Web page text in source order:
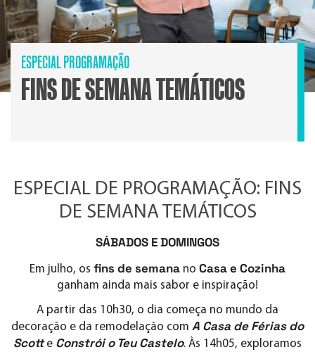
ESPECIAL PROGRAMAÇÃO
FINS DE SEMANA TEMÁTICOS
ESPECIAL DE PROGRAMAÇÃO: FINS
DE SEMANA TEMÁTICOS
SÁBADOS E DOMINGOS
Em julho, os fins de semana no Casa e Cozinha
ganham ainda mais sabor e inspiração!
A partir das 10h30, o dia começa no mundo da
decoração e da remodelação com A Casa de Férias do
Scotte Constrói o Teu Castelo. Às 14h05, exploramos